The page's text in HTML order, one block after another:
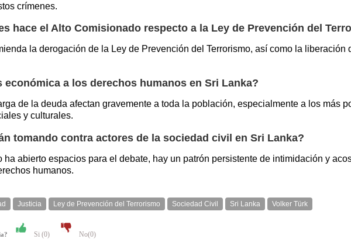
crímenes.
hace el Alto Comisionado respecto a la Ley de Prevención del
la derogación de la Ley de Prevención del Terrorismo, así como la
económica a los derechos humanos en Sri Lanka?
de la deuda afectan gravemente a toda la población, especialmente a los más
y culturales.
tomando contra actores de la sociedad civil en Sri Lanka?
ha abierto espacios para el debate, hay un patrón persistente de intimidación y
humanos.
Justicia Ley de Prevención del Terrorismo Sociedad Civil Sri Lanka Volker Türk
Si (0) No(0)